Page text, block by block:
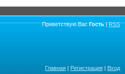
Приветствую Вас Гость|RSS
Главная | Регистрация | Вход